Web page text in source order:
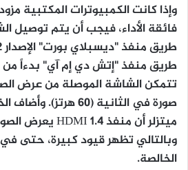
وإذا كانت الكمبيوترات المكتبية
صورة في الثانية (60
وبالتالي تظهر قيود كبيرة، حتى
الخالصة.